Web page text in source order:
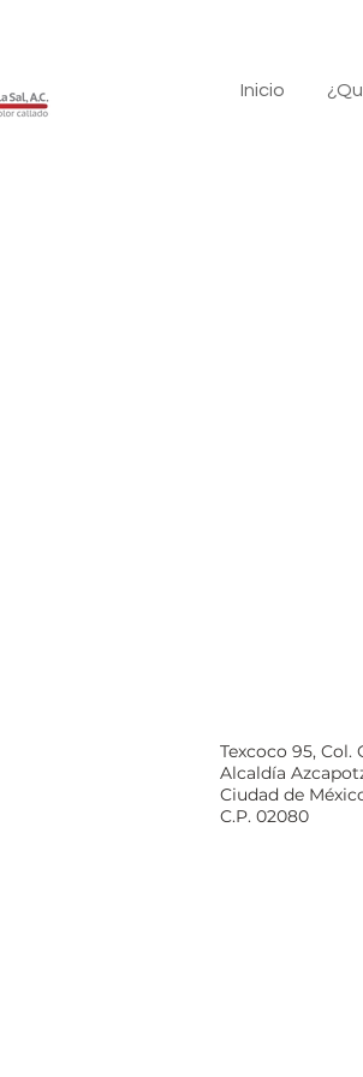
Inicio
Texcoco 95, Col.
Alcaldía
Ciudad de
C.P. 02080